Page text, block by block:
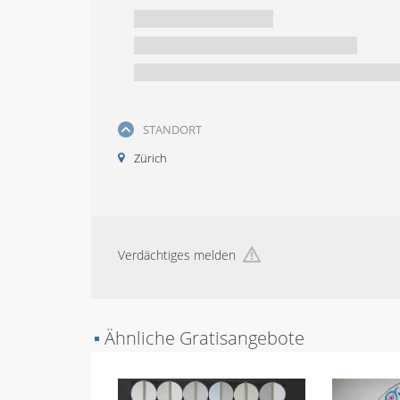
STANDORT
Zürich
Verdächtiges melden
▪ Ähnliche Gratisangebote